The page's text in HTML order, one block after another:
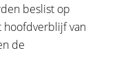
beslist op
hoofdverblijf van
de